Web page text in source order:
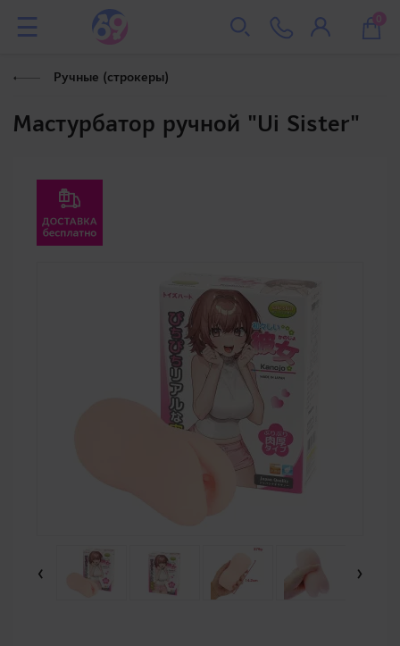
0
Ручные (строкеры)
Мастурбатор ручной "Ui Sister"
‹ ›